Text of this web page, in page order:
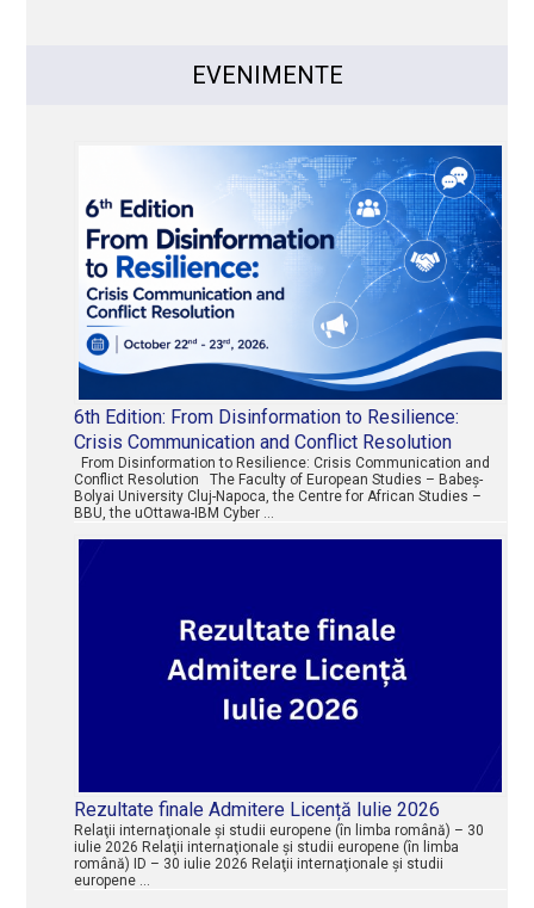
EVENIMENTE
6th Edition: From Disinformation to Resilience:
Crisis Communication and Conflict Resolution
From Disinformation to Resilience: Crisis Communication and
Conflict Resolution The Faculty of European Studies – Babeș-
Bolyai University Cluj-Napoca, the Centre for African Studies –
BBU, the uOttawa-IBM Cyber …
Rezultate finale Admitere Licență Iulie 2026
Relaţii internaţionale şi studii europene (în limba română) – 30
iulie 2026 Relaţii internaţionale şi studii europene (în limba
română) ID – 30 iulie 2026 Relaţii internaţionale şi studii
europene …